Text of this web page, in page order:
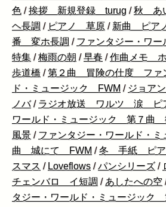
色 /挨拶 新規登録 turug /秋 あ
ヘ長調 / ピアノ 草原 / 新曲 ピア
番 変ホ長調 / ファンタジー・ワー
特集 /梅雨の朝 /早春 /作曲メモ
歩道橋 /第２曲 冒険の仕度 ファ
ド・ミュージック FWM / ジョア
ノバ / ラジオ放送 ワルツ 涙 ピ
ワールド・ミュージック 第７曲
風景 / ファンタジー・ワールド・
曲 城にて FWM /冬 手紙 ピア
スマス / Loveflows /パンシリーズ /
チェンバロ イ短調 / あしたへの空
タジー・ワールド・ミュージッ